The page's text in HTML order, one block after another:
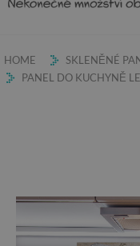
HOME
SKLENĚNÉ
PANEL DO KUCHYNĚ